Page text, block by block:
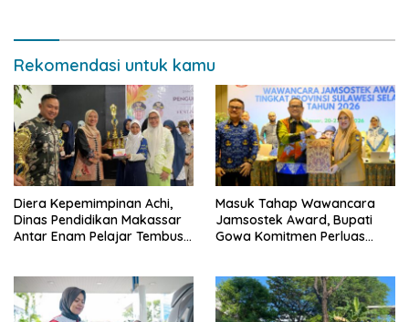
Rekomendasi untuk kamu
Diera Kepemimpinan Achi,
Dinas Pendidikan Makassar
Antar Enam Pelajar Tembus
Masuk Tahap Wawancara
Jamsostek Award, Bupati
Gowa Komitmen Perluas